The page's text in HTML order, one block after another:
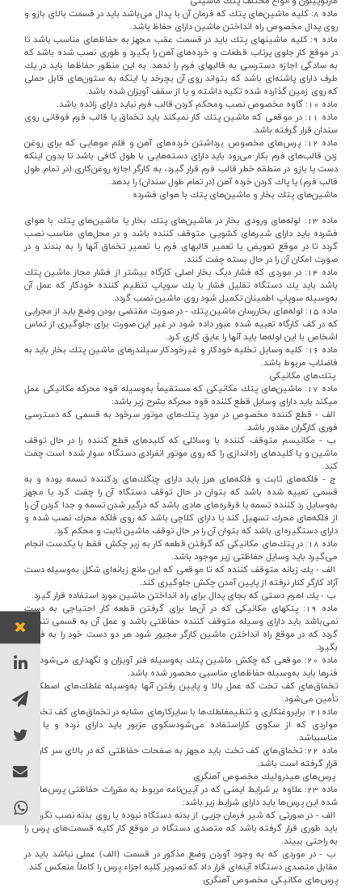
ماده‌ 8: كليه‌ ماشين‌هاي‌ پتك‌ كه‌ فرمان‌ آن‌ با پدال‌ مي‌باشد بايد در قسمت‌ بالاي‌ بازو و
روي‌ پدال‌ مخصوص‌ راه‌ انداختن‌ ماشين‌ داراي‌ حفاظ‌ باشد.
ماده‌ 9: كليه‌ ماشينهاي‌ پتك‌ بايد در قسمت‌ عقب‌ مجهز به‌ حفاظ‌هاي‌ مناسب‌ باشد تا
در موقع‌ كار جلوي‌ پرتاب‌ قطعات‌ و خرده‌هاي‌ آهن‌ را بگيرد و طوري‌ نصب‌ شده‌ باشد كه‌
به‌ سادگي‌ اجازه‌ دسترسي‌ به‌ قالبهاي‌ فرم‌ را ندهد. به‌ اين‌ منظور حفاظ‌ها بايد در يك‌
طرف‌ داراي‌ پاشنه‌اي‌ باشد كه‌ بتواند روي‌ آن‌ بچرخد يا اينكه‌ به‌ ستون‌هاي‌ قابل‌ حملي‌
كه‌ روي‌ زمين‌ گذارده‌ شده‌ تكيه‌ داشته‌ و يا از سقف‌ آويزان‌ شده‌ باشد.
ماده‌ 10: گاوه‌ مخصوص‌ نصب‌ ومحكم‌ كردن‌ قالب‌ فرم‌ نبايد داراي‌ زائده‌ باشد.
ماده‌ 11: در موقعي‌ كه‌ ماشين‌ پتك‌ كار نمي‎كند بايد تخماق‌ يا قالب‌ فرم‌ فوقاني‌ روي‌
سندان‌ قرار گرفته‌ باشد.
ماده‌ 12: پرس‌هاي‌ مخصوص‌ برداشتن‌ خرده‌هاي‌ آهن‌ و قلم‌ موهايي‌ كه‌ براي‌ روغن‌
زدن‌ قالب‌هاي‌ فرم‌ بكار مي‌رود بايد داراي‌ دسته‌هايي‌ با طول‌ كافي‌ باشد تا بدون‌ اينكه‌
دست‌ يا بازو در منطقه‌ خطر قالب‌ فرم‌ قرار گيرد، به‌ كارگر اجازه‌ روغن‌كاري‌ (در تمام‌ طول‌
قالب‌ فرم‌) يا پاك‌ كردن‌ خرده‌ آهن‌ (در تمام‌ طول‌ سندان‌) را بدهد.
ماشين‌هاي‌ پتك‌ بخار و ماشين‌هاي‌ پتك‌ با هواي‌ فشرده‌
ماده‌ 13: لوله‌هاي‌ ورودي‌ بخار در ماشين‌هاي‌ پتك‌ بخار يا ماشين‌هاي‌ پتك‌ با هواي‌
فشرده‌ بايد داراي‌ شيرهاي‌ كشويي‌ متوقف‌ كننده‌ باشد و در محل‌هاي‌ مناسب‌ نصب‌
گردد تا در موقع‌ تعويض‌ يا تعمير قالبهاي‌ فرم‌ يا تعمير تخماق‌ آنها را به‌ بندند و در
صورت‌ امكان‌ آن‌ را در حال‌ بسته‌ چفت‌ كنند.
ماده‌ 14: در موردي‌ كه‌ فشار ديگ‌ بخار اصلي‌ كارگاه‌ بيشتر از فشار مجاز ماشين‌ پتك‌
باشد بايد يك‌ دستگاه‌ تقليل‌ فشار با يك‌ سوپاپ‌ تنظيم‌ كننده‌ خودكار كه‌ عمل‌ آن‌
به‌وسيله‌ سوپاپ‌ اطمينان‌ تكميل‌ شود روي‌ ماشين‌ نصب‌ گردد.
ماده‌ 15: لوله‌هاي‌ بخاررسان‌ ماشين‌ پتك‌ - در صورت‌ مقتضي‌ بودن‌ وضع‌ بايد از مجرايي‌
كه‌ در كف‌ كارگاه‌ تعبيه‌ شده‌ عبور داده‌ شود در غير اين‌ صورت‌ براي‌ جلوگيري‌ از تماس‌
اشخاص‌ با اين‌ لوله‌ها بايد آنها را عايق‌ كاري‌ كرد.
ماده‌ 16: كليه‌ وسايل‌ تخليه‌ خودكار و غيرخودكار سيلندرهاي‌ ماشين‌ پتك‌ بخار بايد به‌
فاضلاب‌ مربوط‌ باشد.
پتك‌هاي‌ مكانيكي‌
ماده‌ 17: ماشين‌هاي‌ پتك‌ مكانيكي‌ كه‌ مستقيماً به‌وسيله‌ قوه‌ محركه‌ مكانيكي‌ عمل‌
مي‎كند بايد داراي‌ وسايل‌ قطع‌ كننده‌ قوه‌ محركه‌ بشرح‌ زير باشد:
الف‌ - قطع‌ كننده‌ مخصوص‌ در مورد پتك‌هاي‌ موتور سرخود به‌ قسمي‌ كه‌ دسترسي‌
فوري‌ كارگران‌ مقدور باشد.
ب‌ - مكانيسم‌ متوقف‌ كننده‌ با وسائلي‌ كه‌ كليدهاي‌ قطع‌ كننده‌ را در حال‌ توقف‌
ماشين‌ و يا كليدهاي‌ راه‌اندازي‌ را كه‌ روي‌ موتور انفرادي‌ دستگاه‌ سوار شده‌ است‌ چفت‌
كند.
ج‌ - فلكه‌هاي‌ ثابت‌ و فلكه‌هاي‌ هرز بايد داراي‌ چنگك‌هاي‌ ردكننده‌ تسمه‌ بوده‌ و به‌
قسمي‌ تعبيه‌ شده‌ باشد كه‌ بتوان‌ در حال‌ توقف‌ دستگاه‌ آن‌ را چفت‌ كرد يا مجهز
به‌وسايل‌ رد كننده‌ تسمه‌ يا قرقره‌هاي‌ هادي‌ باشد كه‌ درگير شدن‌ تسمه‌ و جدا كردن‌ آن‌ را
از فلكه‌هاي‌ محرك‌ تسهيل‌ كند يا داراي‌ كلاچي‌ باشد كه‌ روي‌ فلكه‌ محرك‌ نصب‌ شده‌ و
داراي‌ دستگيره‌اي‌ باشد كه‌ بتوان‌ آن‌ را در حال‌ توقف‌ ماشين‌ ثابت‌ و محكم‌ كرد.
ماده‌ 18: در پتك‌هاي‌ مكانيكي‌ كه‌ گرفتن‌ قطعه‌ كار به‌ زير چكش‌ فقط‌ با يكدست‌ انجام‌
مي‌گيرد بايد وسايل‌ حفاظتي‌ زير موجود باشد.
الف‌ - يك‌ زبانه‌ متوقف‌ كننده‌ كه‌ تا موقعي‌ كه‌ اين‌ مانع‌ زبانه‌اي‌ شكل‌ به‌وسيله‌ دست‌
آزاد كارگر كنار نرفته‌ از پايين‌ آمدن‌ چكش‌ جلوگيري‌ كند.
ب‌ - يك‌ اهرم‌ دستي‌ كه‌ بجاي‌ پدال‌ براي‌ راه‌ انداختن‌ ماشين‌ مورد استفاده‌ قرار گيرد.
ماده‌ 19: پتكهاي‌ مكانيكي‌ كه‌ در آن‌ها براي‌ گرفتن‌ قطعه‌ كار احتياجي‌ به‌ دست‌
نمي‌باشد بايد داراي‌ وسيله‌ متوقف‌ كننده‌ حفاظتي‌ باشد و عمل‌ آن‌ به‌ قسمي‌ تنظيم‌
گردد كه‌ در موقع‌ راه‌ انداختن‌ ماشين‌ كارگر مجبور شود هر دو دست‌ خود را به‌ فرمان‌
بگيرد.
ماده‌ 20: موقعي‌ كه‌ چكش‌ ماشين‌ پتك‌ به‌وسيله‌ فنر آويزان‌ و نگهداري‌ مي‌شود اين‌
فنرها بايد به‌وسيله‌ حفاظ‌هاي‌ مناسبي‌ محصور شده‌ باشد.
تخماق‌هاي‌ كف‌ تخت‌ كه‌ عمل‌ بالا و پايين‌ رفتن‌ آنها به‌وسيله‌ غلطك‌هاي‌ اصطكاكي‌
تأمين‌ مي‌شود.
ماده21: براي‎روغنكاري‌ و تنظيم‎غلطك‌ها با سايركارهاي‌ مشابه‌ در تخماق‌هاي‌ كف‌ تخت‌ در
مواردي‌ كه‌ از سكوي‌ كاراستفاده‌ مي‌شودسكوي‌ مزبور بايد داراي‌ نرده‌ و يا گير
مناسب‎باشد.
ماده‌ 22: تخماق‌هاي‌ كف‌ تخت‌ بايد مجهز به‌ صفحات‌ حفاظتي‌ كه‌ در بالاي‌ سر كارگران‌
قرار گرفته‌ است‌ باشد.
پرس‌هاي‌ هيدروليك‌ مخصوص‌ آهنگري‌
ماده‌ 23: علاوه‌ بر شرايط‌ ايمني‌ كه‌ در آيين‌نامه‌ مربوط‌ به‌ مقررات‌ حفاظتي‌ پرس‌ها ذكر
شده‌ اين‌ پرس‌ها بايد داراي‌ شرايط‌ زير باشد:
الف‌ - در صورتي‌ كه‌ شير فرمان‌ جزيي‌ از بدنه‌ دستگاه‌ نبوده‌ يا روي‌ بدنه‌ نصب‌ نگرديده‌
بايد طوري‌ قرار گرفته‌ باشد كه‌ متصدي‌ دستگاه‌ در موقع‌ كار كليه‌ قسمت‌هاي‌ پرس‌ را
به‌ راحتي‌ ببيند.
ب‌ - در موردي‌ كه‌ به‌ وجود آوردن‌ وضع‌ مذكور در قسمت‌ (الف‌) عملي‌ نباشد بايد در
مقابل‌ متصدي‌ دستگاه‌ آينه‌اي‌ قرار داد كه‌ تصوير كليه‌ اجزاء پرس‌ را كاملاً منعكس‌ كند.
پرس‌هاي‌ مكانيكي‌ مخصوص‌ آهنگري‌